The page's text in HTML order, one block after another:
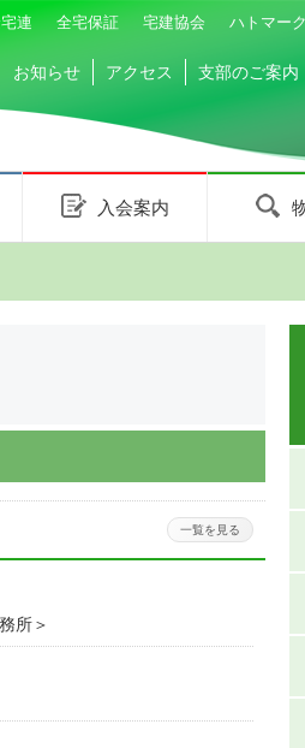
連 全宅保証 宅建協会 ハトマー
お知らせ アクセス 支部のご案内
入会案内
一覧を見る
所＞